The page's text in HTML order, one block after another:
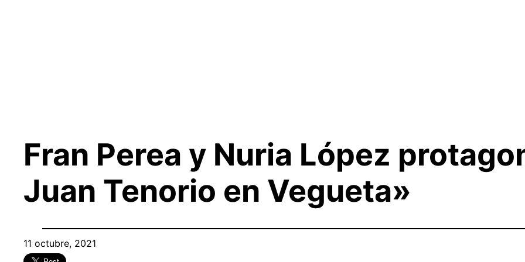
Fran Perea y Nuria López
Juan Tenorio en Vegueta»
11 octubre, 2021